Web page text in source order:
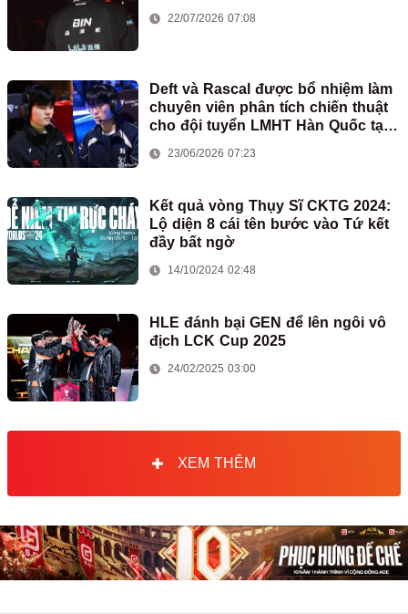
22/07/2026 07:08
Deft và Rascal được bổ nhiệm làm
chuyên viên phân tích chiến thuật
cho đội tuyển LMHT Hàn Quốc tại
23/06/2026 07:23
Kết quả vòng Thụy Sĩ CKTG 2024:
Lộ diện 8 cái tên bước vào Tứ kết
đầy bất ngờ
14/10/2024 02:48
HLE đánh bại GEN để lên ngôi vô
địch LCK Cup 2025
24/02/2025 03:00
XEM THÊM